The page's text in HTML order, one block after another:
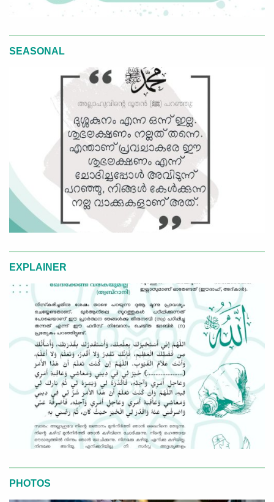
SEASONAL
EXPLAINER
PHOTOS